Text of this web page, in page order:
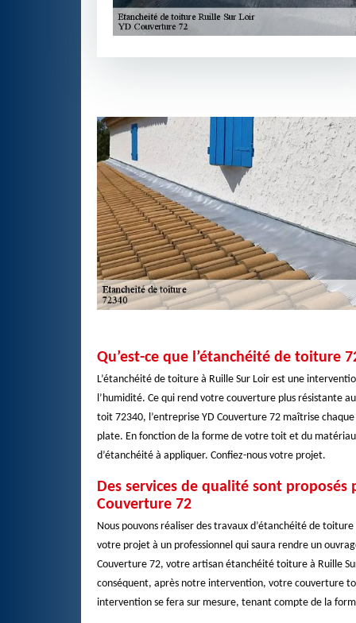
Qu’est-ce que l’étanchéité de toiture
L’étanchéité de toiture à Ruille Sur Loir est une
l’humidité. Ce qui rend votre couverture plus résistante
toit 72340, l’entreprise YD Couverture 72 maîtrise
plate. En fonction de la forme de votre toit et du
d’étanchéité à appliquer. Confiez-nous votre projet.
Des services de qualité sont
Couverture 72
Nous pouvons réaliser des travaux d’étanchéité de
votre projet à un professionnel qui saura rendre un
Couverture 72, votre artisan étanchéité toiture à Ruille
conséquent, après notre intervention, votre couverture
intervention se fera sur mesure, tenant compte de la